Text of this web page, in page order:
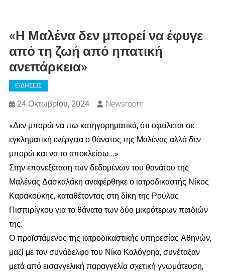
«Η Μαλένα δεν μπορεί να έφυγε
από τη ζωή από ηπατική
ανεπάρκεια»
ΕΙΔΗΣΕΙΣ
24 Οκτωβρίου, 2024 Newsroom
«Δεν μπορώ να πω κατηγορηματικά, ότι οφείλεται σε
εγκληματική ενέργεια ο θάνατος της Μαλένας αλλά δεν
μπορώ και να το αποκλείσω…»
Στην επανεξέταση των δεδομένων του θανάτου της
Μαλένας Δασκαλάκη αναφέρθηκε ο ιατροδικαστής Νίκος
Καρακούκης, καταθέτοντας στη δίκη της Ρούλας
Πισπιρίγκου για το θάνατο των δύο μικρότερων παιδιών
της.
Ο προϊστάμενος της ιατροδικαστικής υπηρεσίας Αθηνών,
μαζί με τον συνάδελφο του Νίκο Καλόγρηα, συνέταξαν
μετά από εισαγγελική παραγγελία σχετική γνωμάτευση,